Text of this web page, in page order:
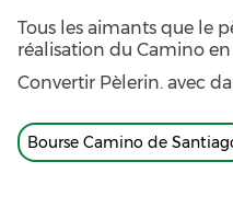
Tous les aimants que le
réalisation du Camino
Convertir Pèlerin. avec
Bourse Camino de